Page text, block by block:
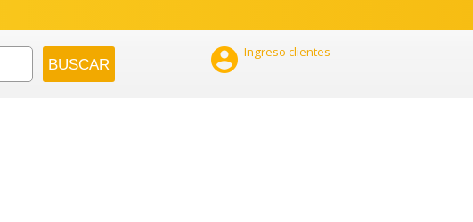
 Ingreso clientes